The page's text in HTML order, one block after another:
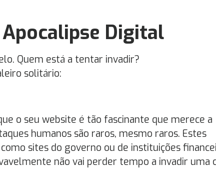
Digital
Quem está a tentar invadir?
solitário:
o seu website é tão fascinante que merece a
humanos são raros, mesmo raros. Estes
sites do governo ou de instituições
não vai perder tempo a invadir uma